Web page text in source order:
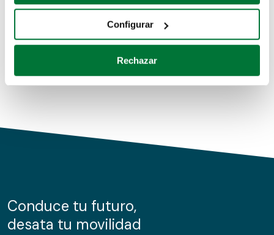
Recopilar información sobre su ubicación geográfica
Identificar su dispositivo analizándolo activamente
para buscar características específicas (huellas
Obtenga más información sobre cómo se procesan sus
de cookies.
información sobre el uso que haga del sitio web con
nuestros partners de redes sociales, publicidad y análisis
Configurar
Rechazar
Coches de km0
Conduce tu futuro,
desata tu movilidad